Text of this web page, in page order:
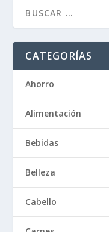
CATEGORÍAS
Ahorro
Alimentación
Bebidas
Belleza
Cabello